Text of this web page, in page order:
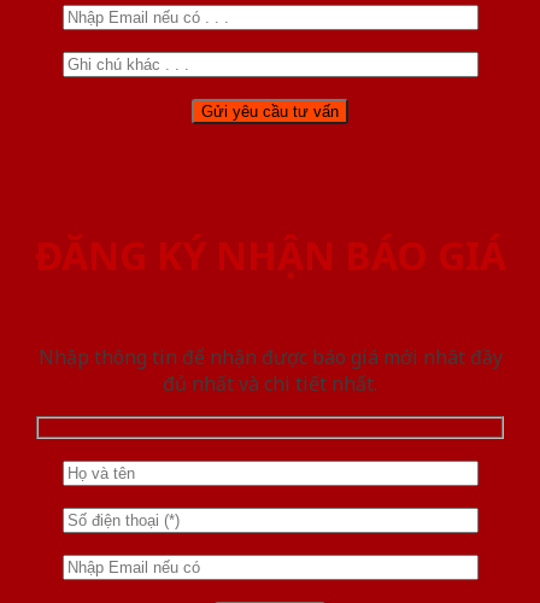
ĐĂNG KÝ NHẬN BÁO GIÁ
Nhập thông tin để nhận được báo giá mới nhât đầy
đủ nhất và chi tiết nhất.